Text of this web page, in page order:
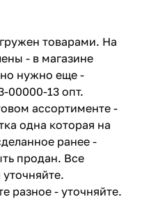
товарами. На
- в магазине
нужно еще -
00000-13 опт.
ассортименте -
одна которая на
ранее -
продан. Все
разное - уточняйте.